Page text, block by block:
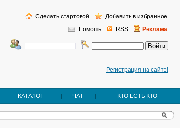
Регистрация на сайте!
Помощь RSS Реклама
Сделать стартовой Добавить в избранное
КАТАЛОГ ЧАТ КТО ЕСТЬ КТО